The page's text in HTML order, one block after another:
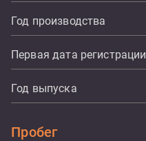
Год производства
Первая дата регистрации
Год выпуска
Пробег